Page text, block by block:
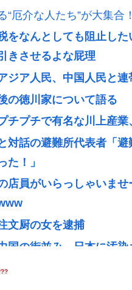
“厄介な人たち”が大集合！
をなんとしても阻止し
きさせるよな屁理
ジア人民、中国人民と連
の徳川家について語る
チプチで有名な川上産
対話の避難所代表者「
た！」
店員がいらっしゃいま
文厨の女を逮捕
国の街並み、日本に汚
ラオケ上手いヤツと歌上